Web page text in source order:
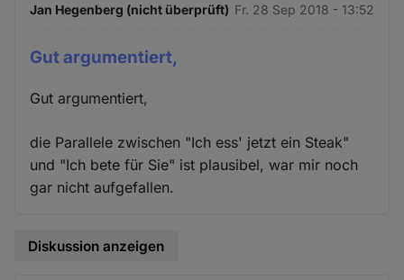
Jan Hegenberg (nicht überprüft) Fr. 28 Sep 2018 - 13:52
Gut argumentiert,
Gut argumentiert,
die Parallele zwischen "Ich ess' jetzt ein Steak"
und "Ich bete für Sie" ist plausibel, war mir noch
gar nicht aufgefallen.
Diskussion anzeigen